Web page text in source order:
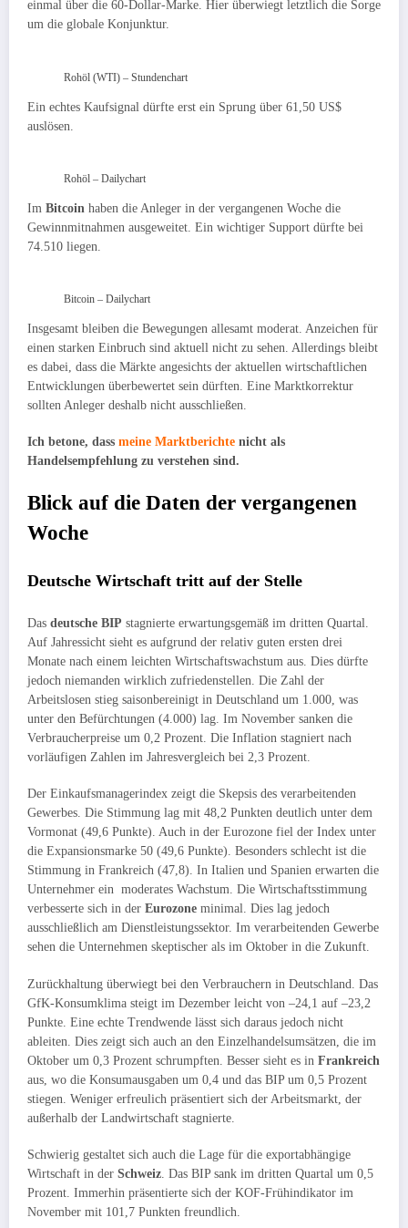
einmal über die 60-Dollar-Marke. Hier überwiegt letztlich die Sorge
um die globale Konjunktur.
Rohöl (WTI) – Stundenchart
Ein echtes Kaufsignal dürfte erst ein Sprung über 61,50 US$
auslösen.
Rohöl – Dailychart
Im Bitcoin haben die Anleger in der vergangenen Woche die
Gewinnmitnahmen ausgeweitet. Ein wichtiger Support dürfte bei
74.510 liegen.
Bitcoin – Dailychart
Insgesamt bleiben die Bewegungen allesamt moderat. Anzeichen für
einen starken Einbruch sind aktuell nicht zu sehen. Allerdings bleibt
es dabei, dass die Märkte angesichts der aktuellen wirtschaftlichen
Entwicklungen überbewertet sein dürften. Eine Marktkorrektur
sollten Anleger deshalb nicht ausschließen.
Ich betone, dass meine Marktberichte nicht als
Handelsempfehlung zu verstehen sind.
Blick auf die Daten der vergangenen
Woche
Deutsche Wirtschaft tritt auf der Stelle
Das deutsche BIP stagnierte erwartungsgemäß im dritten Quartal.
Auf Jahressicht sieht es aufgrund der relativ guten ersten drei
Monate nach einem leichten Wirtschaftswachstum aus. Dies dürfte
jedoch niemanden wirklich zufriedenstellen. Die Zahl der
Arbeitslosen stieg saisonbereinigt in Deutschland um 1.000, was
unter den Befürchtungen (4.000) lag. Im November sanken die
Verbraucherpreise um 0,2 Prozent. Die Inflation stagniert nach
vorläufigen Zahlen im Jahresvergleich bei 2,3 Prozent.
Der Einkaufsmanagerindex zeigt die Skepsis des verarbeitenden
Gewerbes. Die Stimmung lag mit 48,2 Punkten deutlich unter dem
Vormonat (49,6 Punkte). Auch in der Eurozone fiel der Index unter
die Expansionsmarke 50 (49,6 Punkte). Besonders schlecht ist die
Stimmung in Frankreich (47,8). In Italien und Spanien erwarten die
Unternehmer ein moderates Wachstum. Die Wirtschaftsstimmung
verbesserte sich in der Eurozone minimal. Dies lag jedoch
ausschließlich am Dienstleistungssektor. Im verarbeitenden Gewerbe
sehen die Unternehmen skeptischer als im Oktober in die Zukunft.
Zurückhaltung überwiegt bei den Verbrauchern in Deutschland. Das
GfK-Konsumklima steigt im Dezember leicht von –24,1 auf –23,2
Punkte. Eine echte Trendwende lässt sich daraus jedoch nicht
ableiten. Dies zeigt sich auch an den Einzelhandelsumsätzen, die im
Oktober um 0,3 Prozent schrumpften. Besser sieht es in Frankreich
aus, wo die Konsumausgaben um 0,4 und das BIP um 0,5 Prozent
stiegen. Weniger erfreulich präsentiert sich der Arbeitsmarkt, der
außerhalb der Landwirtschaft stagnierte.
Schwierig gestaltet sich auch die Lage für die exportabhängige
Wirtschaft in der Schweiz . Das BIP sank im dritten Quartal um 0,5
Prozent. Immerhin präsentierte sich der KOF-Frühindikator im
November mit 101,7 Punkten freundlich.